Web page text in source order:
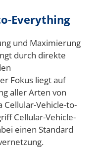
Everything
und Maximierung
durch direkte
Fokus liegt auf
aller Arten von
Vehicle-to-
Cellular-Vehicle-
einen Standard